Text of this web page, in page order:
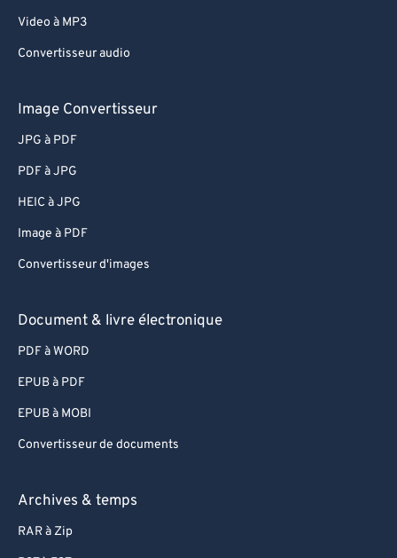
Video à MP3
Convertisseur audio
Image Convertisseur
JPG à PDF
PDF à JPG
HEIC à JPG
Image à PDF
Convertisseur d'images
Document & livre électronique
PDF à WORD
EPUB à PDF
EPUB à MOBI
Convertisseur de documents
Archives & temps
RAR à Zip